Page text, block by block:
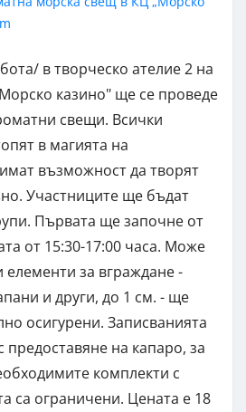
в творческо ателие 2 на
казино" ще се проведе
свещи. Всички
в магията на
възможност да творят
Участниците ще бъдат
Първата ще започне от
от 15:30-17:00 часа. Може
елементи за вграждане -
и други, до 1 см. - ще
осигурени. Записванията
предоставяне на капаро, за
комплекти с
са ограничени. Цената е 18